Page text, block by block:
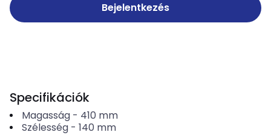
Bejelentkezés
Specifikációk
Magasság- 410 mm
Szélesség- 140 mm